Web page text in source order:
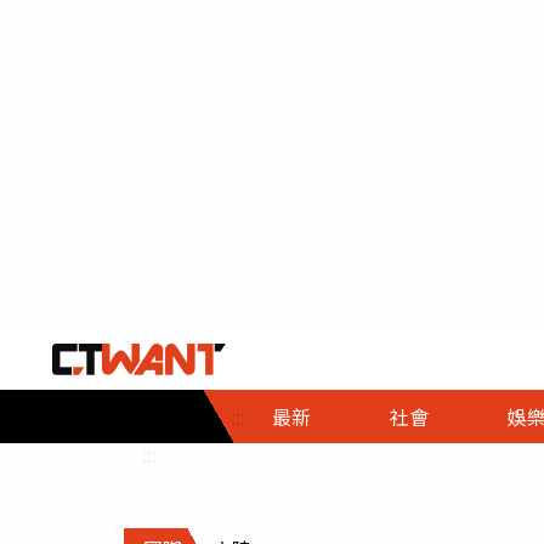
::: 最新 社會
社會首頁
時事
調查
娛樂
娛樂首頁
即時
財經首頁
熱線
政